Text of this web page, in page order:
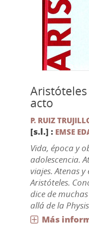
acto
P. RUIZ
[s.l.] : EMSE
Vida, época y
adolescencia.
viajes. Atenas
Aristóteles.
dice de
allá de la
Más